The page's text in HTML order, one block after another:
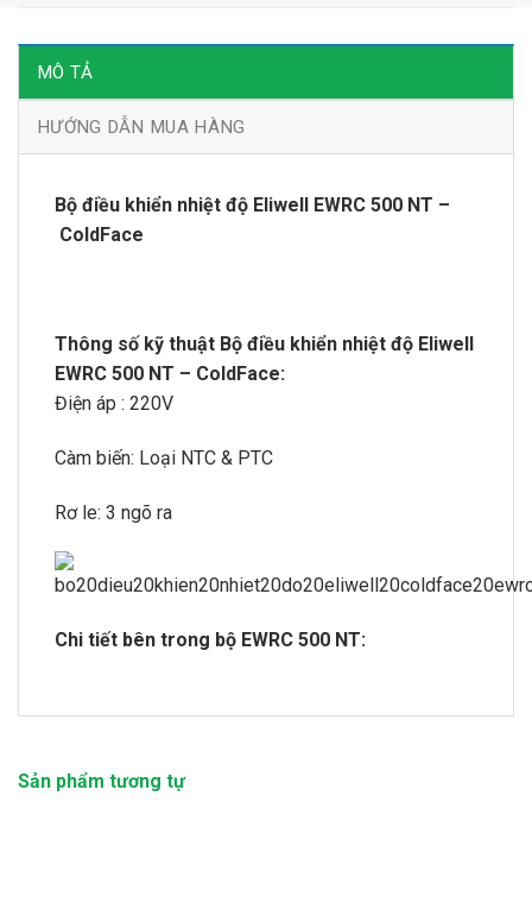
MÔ TẢ
HƯỚNG DẪN MUA HÀNG
Bộ điều khiển nhiệt độ Eliwell EWRC 500 NT –
ColdFace
Thông số kỹ thuật Bộ điều khiển nhiệt độ Eliwell
EWRC 500 NT – ColdFace:
Điện áp : 220V
Càm biến: Loại NTC & PTC
Rơ le: 3 ngõ ra
Chi tiết bên trong bộ EWRC 500 NT:
Sản phẩm tương tự